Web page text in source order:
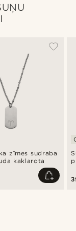
zīmes sudraba
kaklarota